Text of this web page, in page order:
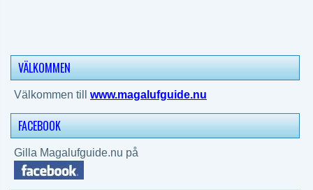
VÄLKOMMEN
Välkommen till www.magalufguide.nu
FACEBOOK
Gilla Magalufguide.nu på